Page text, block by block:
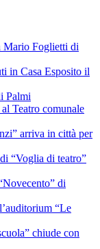
Mario Foglietti di
in Casa Esposito il
Palmi
Teatro comunale
arriva in città per
“Voglia di teatro”
di
“Le
chiude con